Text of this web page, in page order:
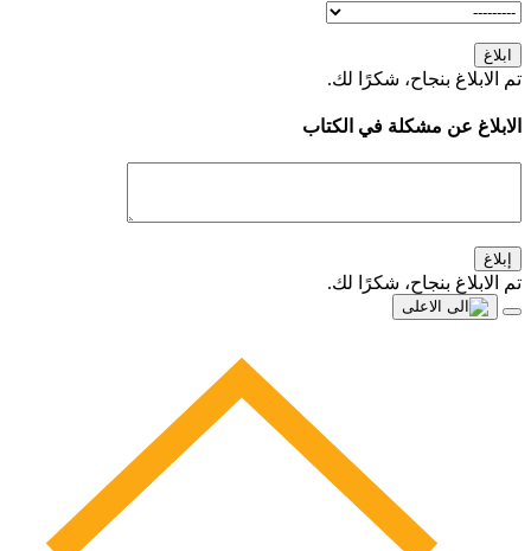
ابلاغ
تم الابلاغ بنجاح، شكرًا لك.
الابلاغ عن مشكلة في الكتاب
إبلاغ
تم الابلاغ بنجاح، شكرًا لك.